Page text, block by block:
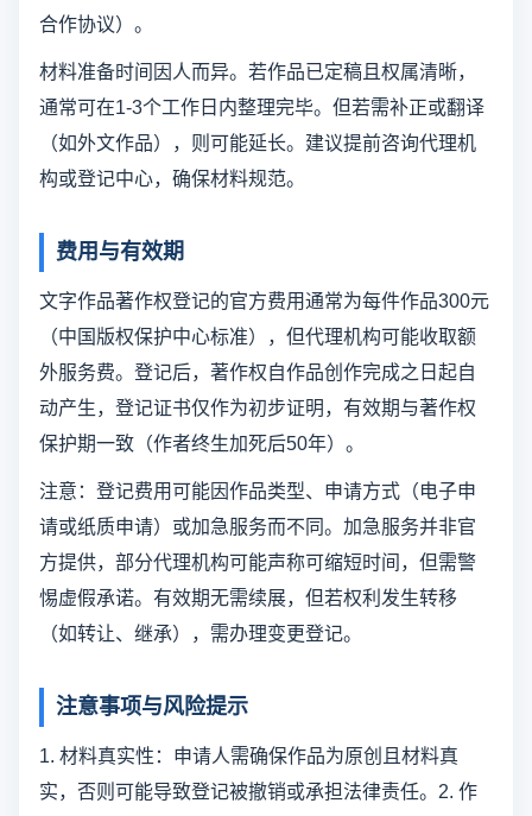
合作协议）。
材料准备时间因人而异。若作品已定稿且权属清晰，
通常可在1-3个工作日内整理完毕。但若需补正或翻译
（如外文作品），则可能延长。建议提前咨询代理机
构或登记中心，确保材料规范。
费用与有效期
文字作品著作权登记的官方费用通常为每件作品300元
（中国版权保护中心标准），但代理机构可能收取额
外服务费。登记后，著作权自作品创作完成之日起自
动产生，登记证书仅作为初步证明，有效期与著作权
保护期一致（作者终生加死后50年）。
注意：登记费用可能因作品类型、申请方式（电子申
请或纸质申请）或加急服务而不同。加急服务并非官
方提供，部分代理机构可能声称可缩短时间，但需警
惕虚假承诺。有效期无需续展，但若权利发生转移
（如转让、继承），需办理变更登记。
注意事项与风险提示
1. 材料真实性：申请人需确保作品为原创且材料真
实，否则可能导致登记被撤销或承担法律责任。2. 作